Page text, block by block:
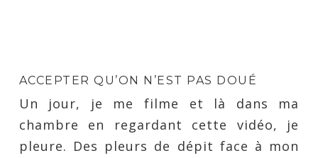
ACCEPTER QU’ON N’EST PAS DOUÉ
Un jour, je me filme et là dans ma
chambre en regardant cette vidéo, je
pleure. Des pleurs de dépit face à mon